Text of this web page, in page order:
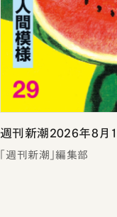
週刊新潮2026年8月
「週刊新潮」編集部